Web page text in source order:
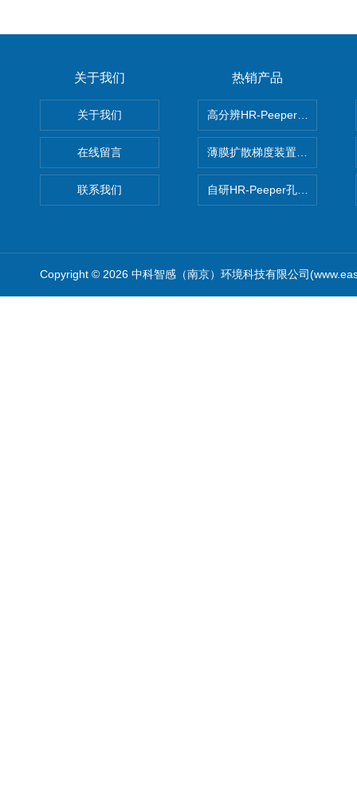
关于我们
关于我们
在线留言
联系我们
热销产品
高分辨HR-Peeper采样器孔隙
薄膜扩散梯度装置 Agl DGT
自研HR-Peeper孔隙水采样器
Copyright © 2026 中科智感（南京）环境科技有限公司